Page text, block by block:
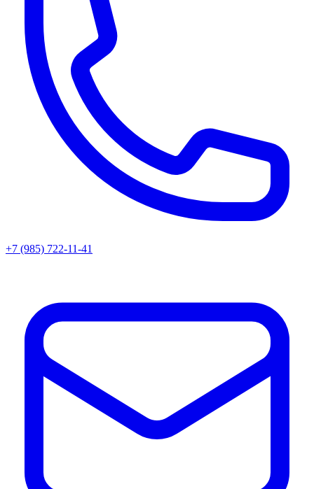
+7 (985) 722-11-41